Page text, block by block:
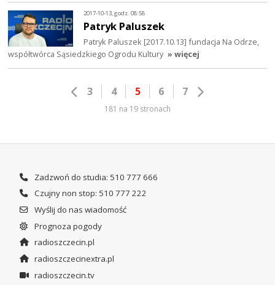
2017-10-13, godz. 08:58
Patryk Paluszek
Patryk Paluszek [2017.10.13] fundacja Na Odrze,
współtwórca Sąsiedzkiego Ogrodu Kultury » więcej
3 4 5 6 7
181 na 19 stronach
Zadzwoń do studia: 510 777 666
Czujny non stop: 510 777 222
Wyślij do nas wiadomość
Prognoza pogody
radioszczecin.pl
radioszczecinextra.pl
radioszczecin.tv